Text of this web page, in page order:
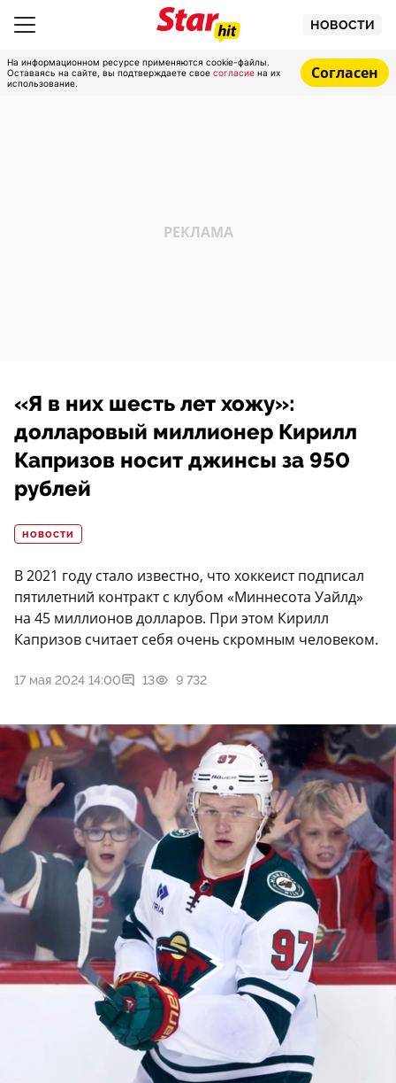
НОВОСТИ
На информационном ресурсе применяются cookie-файлы.
Оставаясь на сайте, вы подтверждаете свое согласие на их
использование.
Согласен
«Я в них шесть лет хожу»:
долларовый миллионер Кирилл
Капризов носит джинсы за 950
рублей
НОВОСТИ
В 2021 году стало известно, что хоккеист подписал
пятилетний контракт с клубом «Миннесота Уайлд»
на 45 миллионов долларов. При этом Кирилл
Капризов считает себя очень скромным человеком.
17 мая 2024 14:00 13 9 732